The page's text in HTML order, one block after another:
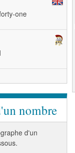
one
nombre
d'un